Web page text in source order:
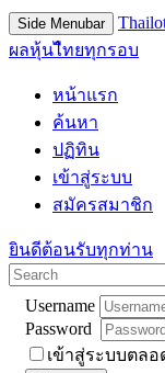
Side Menubar
ผลหุ้นไืทยทุกรอบ
หน้าแรก
ค้นหา
ปฏิทิน
เข้าสู่ระบบ
สมัครสมาชิก
ยินดีต้อนรับทุกท่าน
Username
Password
เข้าสู่ระบบตลอ